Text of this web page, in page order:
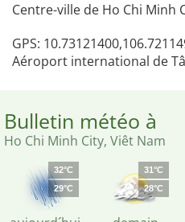
Centre-ville de Ho Chi Minh
GPS:
Aéroport international de
Bulletin météo à
Ho Chi Minh City, Viêt Nam
32°C
29°C
31°C
28°C